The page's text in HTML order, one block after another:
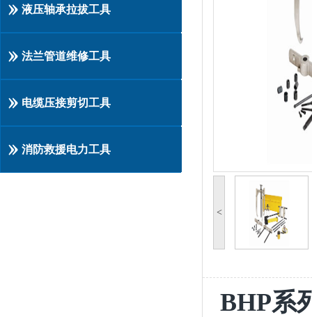
液压轴承拉拔工具
法兰管道维修工具
电缆压接剪切工具
消防救援电力工具
<
BHP系